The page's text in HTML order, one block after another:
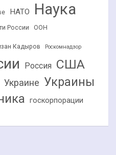
НАТО Наука
России ООН
Кадыров Роскомнадзор
Россия США
Украине Украины
госкорпорации